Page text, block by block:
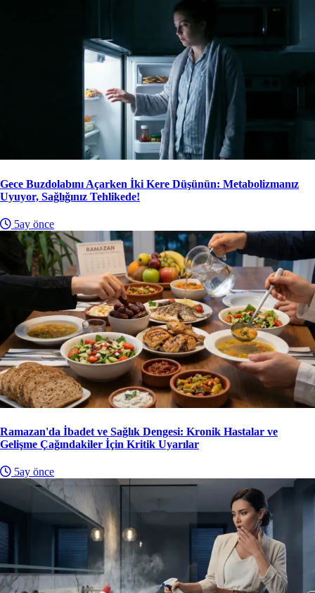
Gece Buzdolabını Açarken İki Kere Düşünün: Metabolizmanız
Uyuyor, Sağlığınız Tehlikede!
5ay önce
Ramazan'da İbadet ve Sağlık Dengesi: Kronik Hastalar ve
Gelişme Çağındakiler İçin Kritik Uyarılar
5ay önce